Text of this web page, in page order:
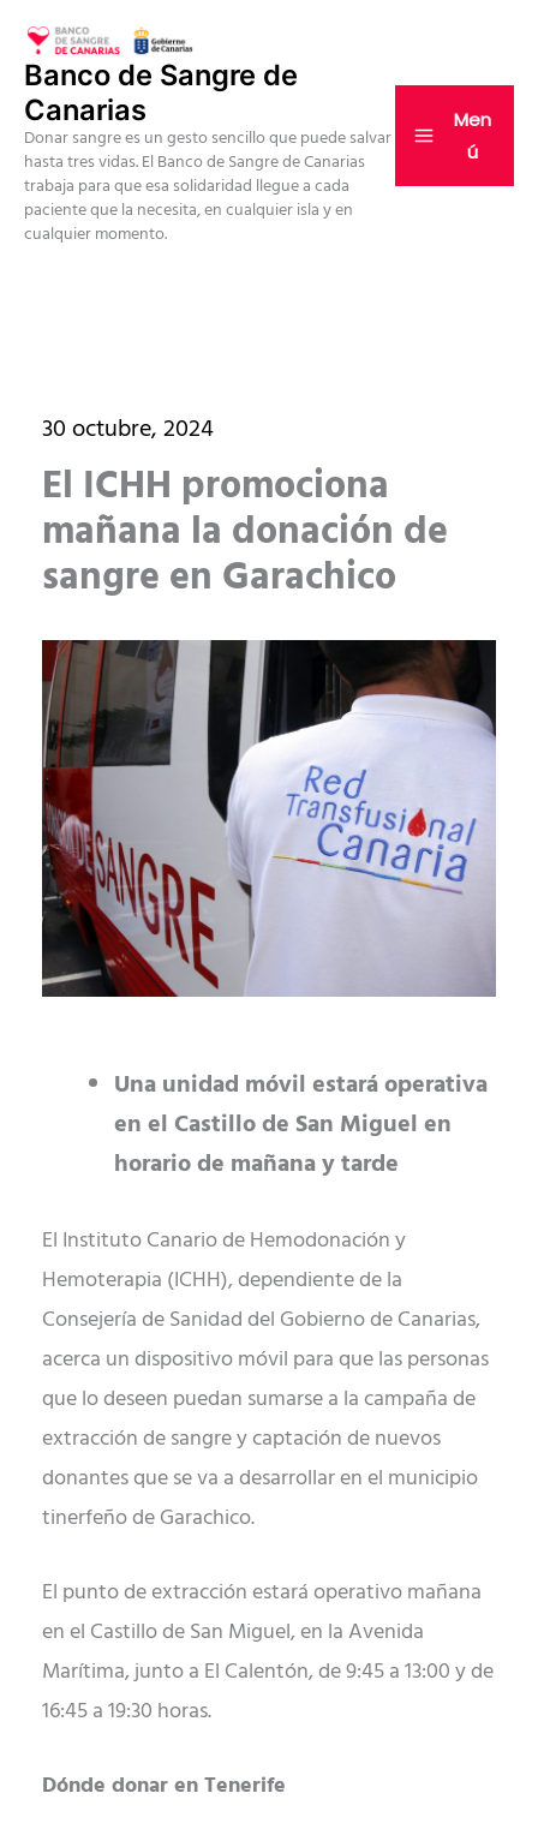
contenido
Banco de Sangre de
Canarias
Donar sangre es un gesto sencillo que puede salvar
hasta tres vidas. El Banco de Sangre de Canarias
trabaja para que esa solidaridad llegue a cada
paciente que la necesita, en cualquier isla y en
cualquier momento.
Men
ú
30 octubre, 2024
El ICHH promociona
mañana la donación de
sangre en Garachico
Una unidad móvil estará operativa
en el Castillo de San Miguel en
horario de mañana y tarde
El Instituto Canario de Hemodonación y
Hemoterapia (ICHH), dependiente de la
Consejería de Sanidad del Gobierno de Canarias,
acerca un dispositivo móvil para que las personas
que lo deseen puedan sumarse a la campaña de
extracción de sangre y captación de nuevos
donantes que se va a desarrollar en el municipio
tinerfeño de Garachico.
El punto de extracción estará operativo mañana
en el Castillo de San Miguel, en la Avenida
Marítima, junto a El Calentón, de 9:45 a 13:00 y de
16:45 a 19:30 horas.
Dónde donar en Tenerife